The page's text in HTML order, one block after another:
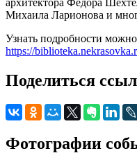
Михаила Ларионова и
Узнать подробности
https://
Поделиться
Фотографии